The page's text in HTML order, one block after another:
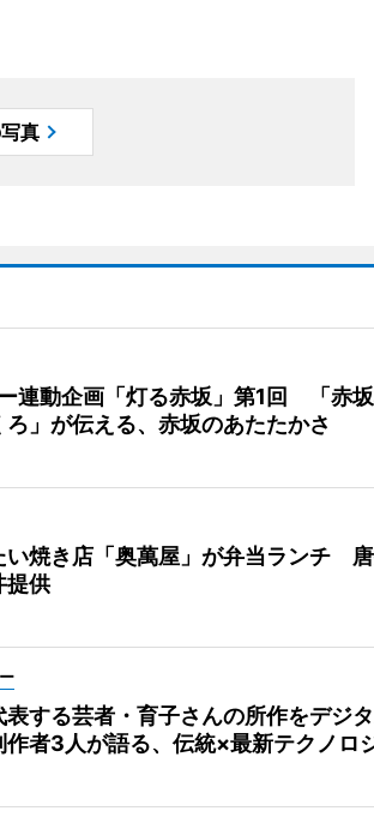
真
連動企画「灯る赤坂」第1回 「赤坂
ろ」が伝える、赤坂のあたたかさ
い焼き店「奥萬屋」が弁当ランチ
提供
表する芸者・育子さんの所作をデジ
者3人が語る、伝統×最新テクノロ